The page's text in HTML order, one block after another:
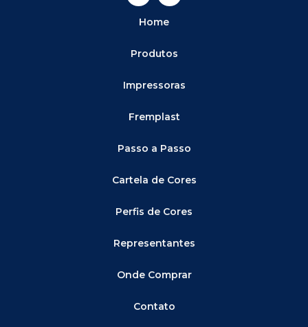
Home
Produtos
Impressoras
Fremplast
Passo a Passo
Cartela de Cores
Perfis de Cores
Representantes
Onde Comprar
Contato